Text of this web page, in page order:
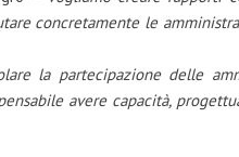
concretamente le
la partecipazione delle
avere capacità,